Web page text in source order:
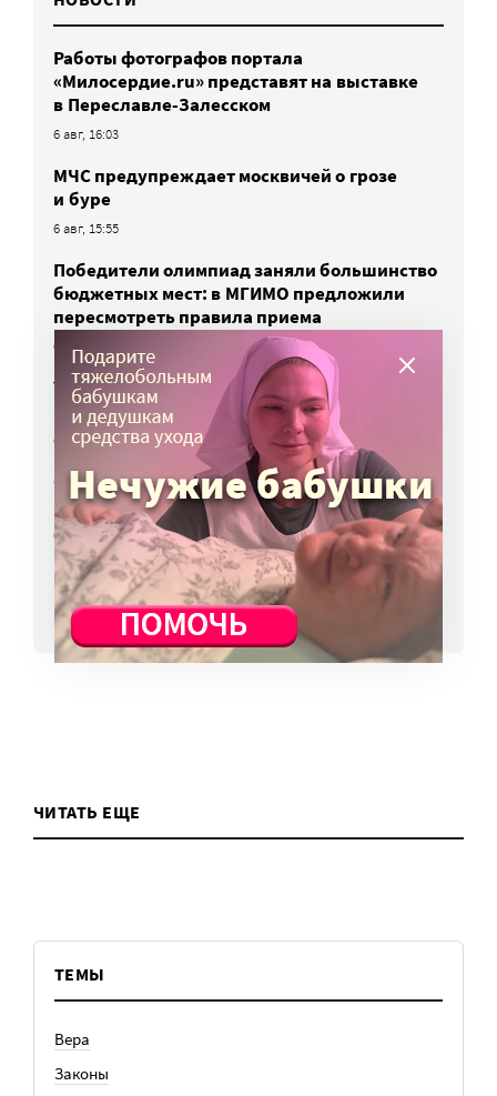
Работы фотографов портала
«Милосердие.ru» представят на выставке
в Переславле-Залесском
6 авг, 16:03
МЧС предупреждает москвичей о грозе
и буре
6 авг, 15:55
Победители олимпиад заняли большинство
бюджетных мест: в МГИМО предложили
пересмотреть правила приема
6 авг, 14:44
Улучшить питание заключенных намерен
Минюст
6 авг, 13:19
Обязать самозанятых платить пенсионные
взносы предлагают профсоюзы
6 авг, 10:51
ВСЕ НОВОСТИ
ЧИТАТЬ ЕЩЕ
ТЕМЫ
Вера
Законы